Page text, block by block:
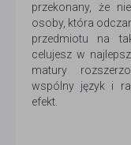
przekonany, że
osoby, która
przedmiotu na
celujesz w
matury
wspólny język i
efekt.